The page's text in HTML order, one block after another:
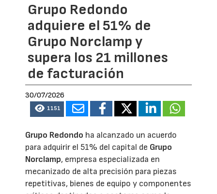
Grupo Redondo
adquiere el 51% de
Grupo Norclamp y
supera los 21 millones
de facturación
30/07/2026
1151
Grupo Redondo ha alcanzado un acuerdo
para adquirir el 51% del capital de Grupo
Norclamp, empresa especializada en
mecanizado de alta precisión para piezas
repetitivas, bienes de equipo y componentes